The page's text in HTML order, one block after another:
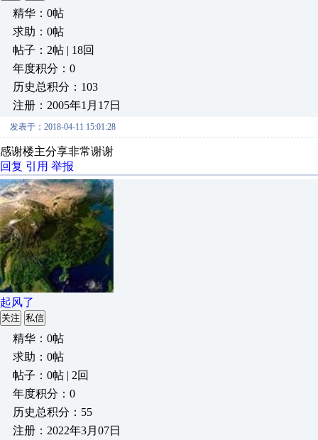
精华：0帖
求助：0帖
帖子：2帖 | 18回
年度积分：0
历史总积分：103
注册：2005年1月17日
发表于：2018-04-11 15:01:28
感谢楼主分享非常谢谢
回复 引用 举报
起风了
关注 私信
精华：0帖
求助：0帖
帖子：0帖 | 2回
年度积分：0
历史总积分：55
注册：2022年3月07日